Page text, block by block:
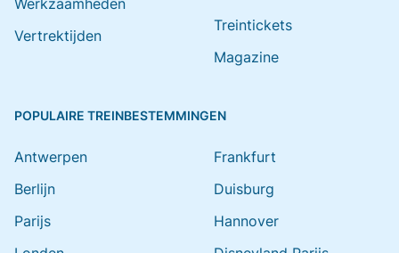
Werkzaamheden
Vertrektijden
Treintickets
Magazine
POPULAIRE TREINBESTEMMINGEN
Antwerpen
Berlijn
Parijs
Frankfurt
Duisburg
Hannover